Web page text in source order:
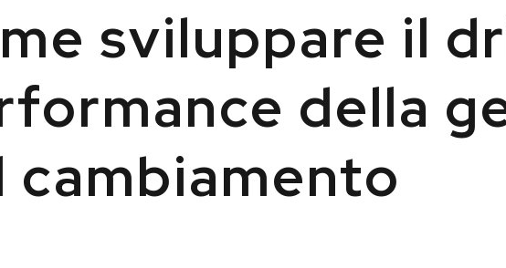
sviluppare il
della
cambiamento